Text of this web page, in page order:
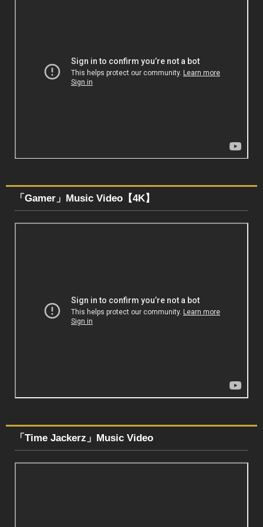
「Gamer」Music Video【4K】
「Time Jackerz」Music Video